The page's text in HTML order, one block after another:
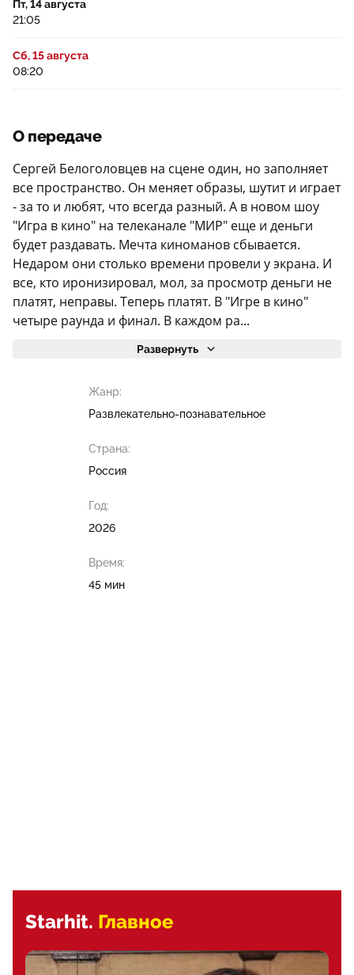
Пт, 14 августа
21:05
Сб, 15 августа
08:20
О передаче
Сергей Белоголовцев на сцене один, но заполняет
все пространство. Он меняет образы, шутит и играет
- за то и любят, что всегда разный. А в новом шоу
"Игра в кино" на телеканале "МИР" еще и деньги
будет раздавать. Мечта киноманов сбывается.
Недаром они столько времени провели у экрана. И
все, кто иронизировал, мол, за просмотр деньги не
платят, неправы. Теперь платят. В "Игре в кино"
четыре раунда и финал. В каждом ра...
Развернуть
Жанр:
Развлекательно-познавательное
Страна:
Россия
Год:
2026
Время:
45 мин
Starhit. Главное